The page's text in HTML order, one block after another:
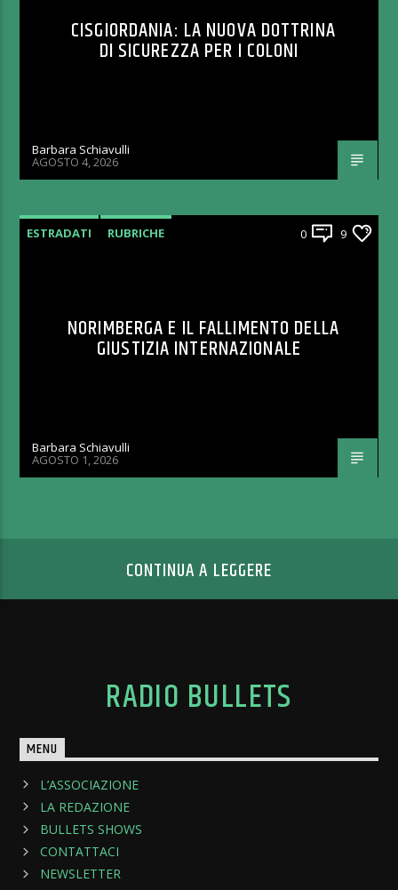
CISGIORDANIA: LA NUOVA DOTTRINA
DI SICUREZZA PER I COLONI
Barbara Schiavulli
AGOSTO 4, 2026
ESTRADATI RUBRICHE 0 9
NORIMBERGA E IL FALLIMENTO DELLA
GIUSTIZIA INTERNAZIONALE
Barbara Schiavulli
AGOSTO 1, 2026
CONTINUA A LEGGERE
RADIO BULLETS
MENU
L’ASSOCIAZIONE
LA REDAZIONE
BULLETS SHOWS
CONTATTACI
NEWSLETTER